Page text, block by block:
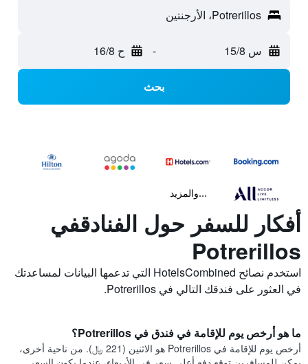
Potrerillos، الأرجنتين
س 15/8 - ح 16/8
بحث
...والمزيد
أفكار للسفر حول الفنادقفي
Potrerillos
استخدم نصائح HotelsCombined التي تدعمها البيانات لمساعدتك
في العثور على فندقك التالي في Potrerillos.
ما هو أرخص يوم للإقامة في فندق في Potrerillos؟
أرخص يوم للإقامة في Potrerillos هو الاثنين (221 ﷼). من ناحية أخرى،